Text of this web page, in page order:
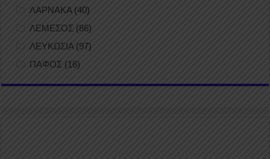
ΛΑΡΝΑΚΑ(40)
ΛΕΜΕΣΟΣ (86)
ΛΕΥΚΩΣΙΑ(97)
ΠΑΦΟΣ (16)